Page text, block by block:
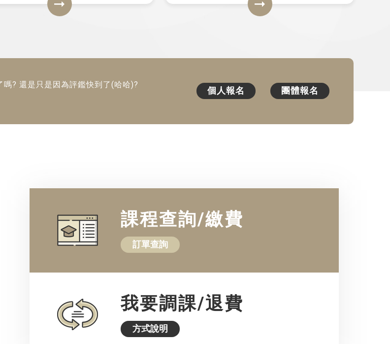
? 還是只是因為評鑑快到了(哈哈)?
個人報名 團體報名
課程查詢/繳費
訂單查詢
我要調課/退費
方式說明